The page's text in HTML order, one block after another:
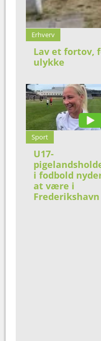
Erhverv
Lav et fortov,
ulykke
Sport
U17-
i fodbold
at være i
Frederikshavn